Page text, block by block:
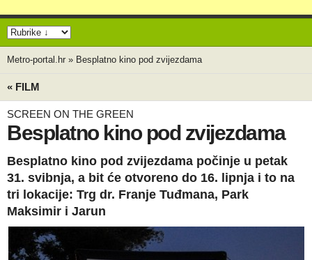
Metro-portal.hr » Besplatno kino pod zvijezdama
« FILM
SCREEN ON THE GREEN
Besplatno kino pod zvijezdama
Besplatno kino pod zvijezdama počinje u petak
31. svibnja, a bit će otvoreno do 16. lipnja i to na
tri lokacije: Trg dr. Franje Tuđmana, Park
Maksimir i Jarun